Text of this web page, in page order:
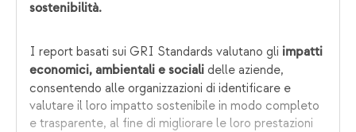
sostenibilità.
I report basati sui GRI Standards valutano gli impatti
economici, ambientali e sociali delle aziende,
consentendo alle organizzazioni di identificare e
valutare il loro impatto sostenibile in modo completo
e trasparente, al fine di migliorare le loro prestazioni